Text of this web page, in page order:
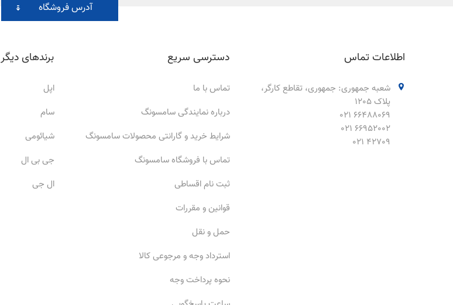
آدرس فروشگاه
اطلاعات تماس
شعبه جمهوری: جمهوری، تقاطع کارگر،
پلاک 1205
66488069 021
66952002 021
42709 021
دسترسی سریع
تماس با ما
درباره نمایندگی سامسونگ
شرایط خرید و گارانتی محصولات سامسونگ
تماس با فروشگاه سامسونگ
ثبت نام اقساطی
قوانین و مقررات
حمل و نقل
استرداد وجه و مرجوعی کالا
نحوه پرداخت وجه
برندهای دیگر
اپل
سام
شیائومی
جی بی ال
ال جی